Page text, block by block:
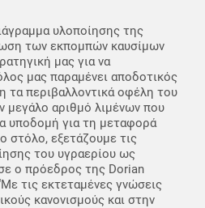
υλοποίησης της
των εκπομπών καυσίμων
μας για να
μας παραμένει αποδοτικός
τα περιβαλλοντικά οφέλη του
μεγάλο αριθμό λιμένων που
υποδομή για τη μεταφορά
στόλο, εξετάζουμε τις
του υγραερίου ως
ο πρόεδρος της Dorian
τις εκτεταμένες γνώσεις
κανονισμούς και στην